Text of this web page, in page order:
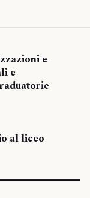
e
e
al liceo